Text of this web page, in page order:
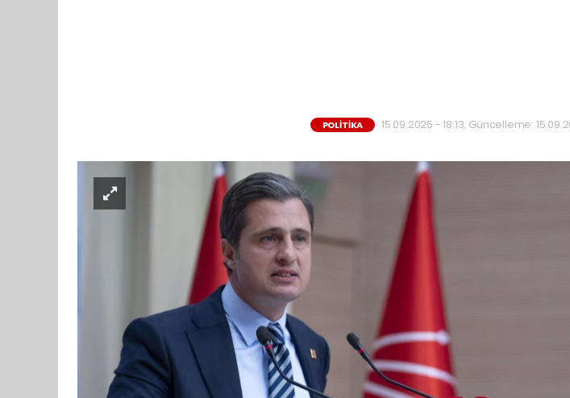
POLİTİKA 15.09.2025 - 18:13, Güncelleme: